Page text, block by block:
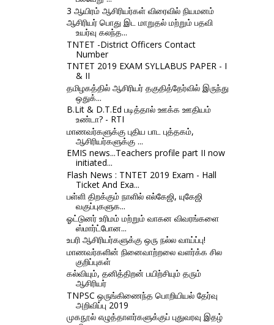
3 ஆயிரம் ஆசிரியர்கள் விரைவில் நியமனம்
ஆசிரியர் பொது இட மாறுதல் மற்றும் பதவி
உயர்வு கலந்த...
TNTET -District Officers Contact
Number
TNTET 2019 EXAM SYLLABUS PAPER - I
& II
தமிழகத்தில் ஆசிரியர் தகுதித்தேர்வில் இருந்து
ஒதுக்...
B.Lit & D.T.Ed படித்தால் ஊக்க ஊதியம்
உண்டா? - RTI
மாணவர்களுக்கு புதிய பாட புத்தகம்,
ஆசிரியர்களுக்கு ...
EMIS news...Teachers profile part II now
initiated...
Flash News : TNTET 2019 Exam - Hall
Ticket And Exa...
பள்ளி திறக்கும் நாளில் எல்கேஜி, யுகேஜி
வகுப்புகளுக...
ஓட்டுனர் உரிமம் மற்றும் வாகன விவரங்களை
ஸ்மார்ட்போன...
உபரி ஆசிரியர்களுக்கு ஒரு நல்ல வாய்ப்பு!
மாணவர்களின் நினைவாற்றலை வளர்க்க சில
குறிப்புகள்
கல்வியும், தனித்திறன் பயிற்சியும் தரும்
ஆசிரியர்
TNPSC ஒருங்கிணைந்த பொறியியல் தேர்வு
அறிவிப்பு 2019
முகநூல் எழுத்தாளர்களுக்குப் புதுவரவு இதழ்